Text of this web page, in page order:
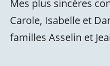
Mes plus sincères
Carole, Isabelle et
familles Asselin et